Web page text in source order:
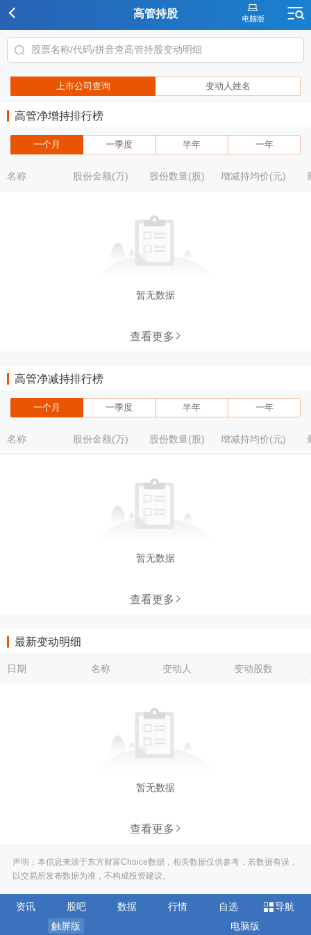
高管持股
上市公司查询 变动人姓名
高管净增持排行榜
一个月 一季度 半年 一年
名称 股份金额(万) 股份数量(股) 增减持均价(元)
暂无数据
查看更多
高管净减持排行榜
一个月 一季度 半年 一年
名称 股份金额(万) 股份数量(股) 增减持均价(元)
暂无数据
查看更多
最新变动明细
日期 名称 变动人 变动股数
暂无数据
查看更多
声明：本信息来源于东方财富Choice数据，相关数据仅供参考，若数据有误，
以交易所发布数据为准，不构成投资建议。
资讯 股吧 数据 行情 自选
导航
触屏版
电脑版